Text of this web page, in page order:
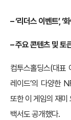
– ‘리더스 이벤트’,
– 주요 콘텐츠 및 토
컴투스홀딩스(대표
레이드’의 다양한
또한 이 게임의 재
백서도 공개했다.